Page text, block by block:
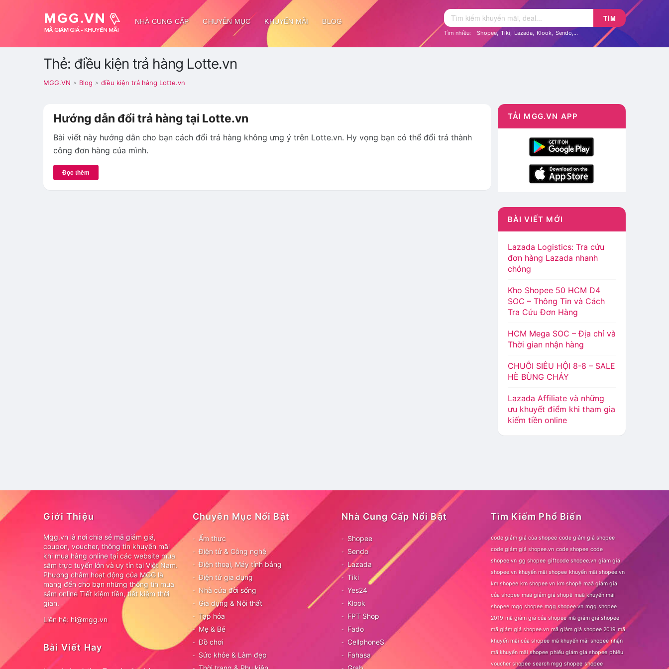
NHÀ CUNG CẤP CHUYÊN MỤC KHUYẾN MÃI BLOG TÌM
Tìm nhiều: Shopee, Tiki, Lazada, Klook, Sendo,...
Thẻ: điều kiện trả hàng Lotte.vn
MGG.VN > Blog > điều kiện trả hàng Lotte.vn
Hướng dẫn đổi trả hàng tại Lotte.vn
Bài viết này hướng dẫn cho bạn cách đổi trả hàng không ưng ý trên Lotte.vn. Hy vọng bạn có thể đổi trả thành
công đơn hàng của mình.
Đọc thêm
TẢI MGG.VN APP
BÀI VIẾT MỚI
Lazada Logistics: Tra cứu
đơn hàng Lazada nhanh
chóng
Kho Shopee 50 HCM D4
SOC – Thông Tin và Cách
Tra Cứu Đơn Hàng
HCM Mega SOC – Địa chỉ và
Thời gian nhận hàng
CHUỖI SIÊU HỘI 8-8 – SALE
HÈ BÙNG CHÁY
Lazada Affiliate và những
ưu khuyết điểm khi tham gia
kiếm tiền online
Giới Thiệu
Mgg.vn là nơi chia sẻ mã giảm giá,
coupon, voucher, thông tin khuyến mãi
khi mua hàng online tại các website mua
sắm trực tuyến lớn và uy tín tại Việt Nam.
Phương châm hoạt động của MGG là
mang đến cho bạn những thông tin mua
sắm online Tiết kiệm tiền, tiết kiệm thời
gian.
Liên hệ: hi@mgg.vn
Bài Viết Hay
Chuyên Mục Nổi Bật
Ẩm thực
Điện tử & Công nghệ
Điện thoại, Máy tính bảng
Điện tử gia dụng
Nhà cửa đời sống
Gia dụng & Nội thất
Tạp hóa
Mẹ & Bé
Đồ chơi
Sức khỏe & Làm đẹp
Nhà Cung Cấp Nổi Bật
Shopee
Sendo
Lazada
Tiki
Yes24
Klook
FPT Shop
Fado
CellphoneS
Fahasa
Tìm Kiếm Phổ Biến
code giảm giá của shopee code giảm giá shopee
code giảm giá shopee.vn code shopee code
shopee.vn gg shopee giftcode shopee.vn giảm giá
shopee.vn khuyến mãi shopee khuyến mãi shopee.vn
km shopee km shopee vn km shopê maã giảm giá
của shopee maã giảm giá shopê maã khuyến mãi
shopee mgg shopee mgg shopee.vn mgg shopee
2019 mã giảm giá của shopee mã giảm giá shopee
mã giảm giá shopee.vn mã giảm giá shopee 2019 mã
khuyến mãi của shopee mã khuyến mãi shopee nhận
mã khuyến mãi shopee phiếu giảm giá shopee phiếu
voucher shopee search mgg shopee shopee